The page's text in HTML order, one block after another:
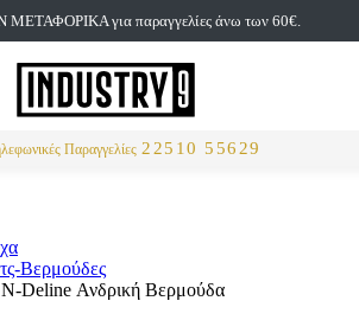
για παραγγελίες άνω των 60€.
Παραγγελίες 22510 55629
Βερμούδες
Deline Ανδρική Βερμούδα